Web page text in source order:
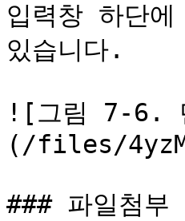
입력창 하단
있습니다.
![그림 7-6.
(/files/
### 파일첨